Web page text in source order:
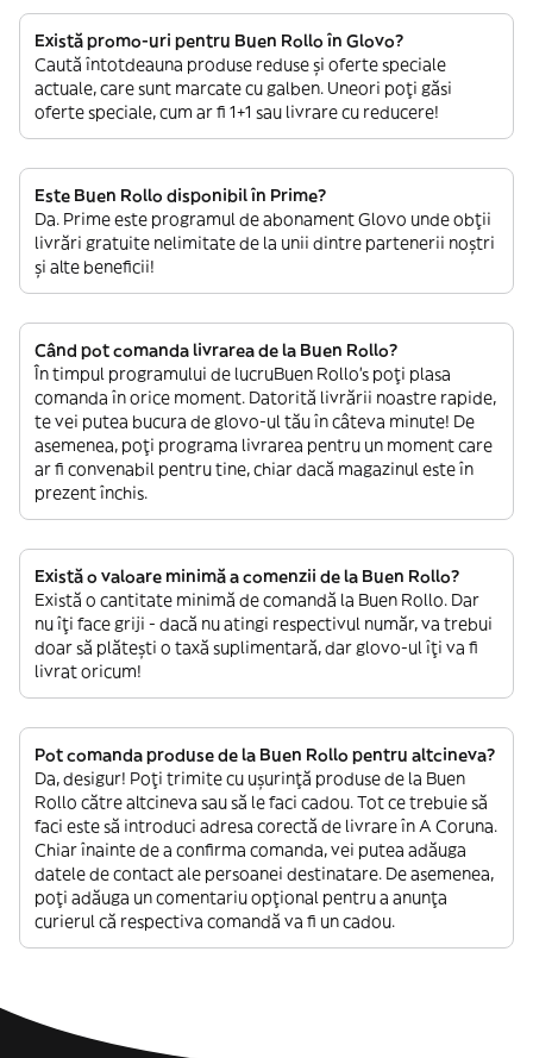
Există promo-uri pentru Buen Rollo în Glovo?
Caută întotdeauna produse reduse și oferte speciale
actuale, care sunt marcate cu galben. Uneori poți găsi
oferte speciale, cum ar fi 1+1 sau livrare cu reducere!
Este Buen Rollo disponibil în Prime?
Da. Prime este programul de abonament Glovo unde obții
livrări gratuite nelimitate de la unii dintre partenerii noștri
și alte beneficii!
Când pot comanda livrarea de la Buen Rollo?
În timpul programului de lucruBuen Rollo’s poți plasa
comanda în orice moment. Datorită livrării noastre rapide,
te vei putea bucura de glovo-ul tău în câteva minute! De
asemenea, poți programa livrarea pentru un moment care
ar fi convenabil pentru tine, chiar dacă magazinul este în
prezent închis.
Există o valoare minimă a comenzii de la Buen Rollo?
Există o cantitate minimă de comandă la Buen Rollo. Dar
nu îți face griji - dacă nu atingi respectivul număr, va trebui
doar să plătești o taxă suplimentară, dar glovo-ul îți va fi
livrat oricum!
Pot comanda produse de la Buen Rollo pentru altcineva?
Da, desigur! Poți trimite cu ușurință produse de la Buen
Rollo către altcineva sau să le faci cadou. Tot ce trebuie să
faci este să introduci adresa corectă de livrare în A Coruna.
Chiar înainte de a confirma comanda, vei putea adăuga
datele de contact ale persoanei destinatare. De asemenea,
poți adăuga un comentariu opțional pentru a anunța
curierul că respectiva comandă va fi un cadou.